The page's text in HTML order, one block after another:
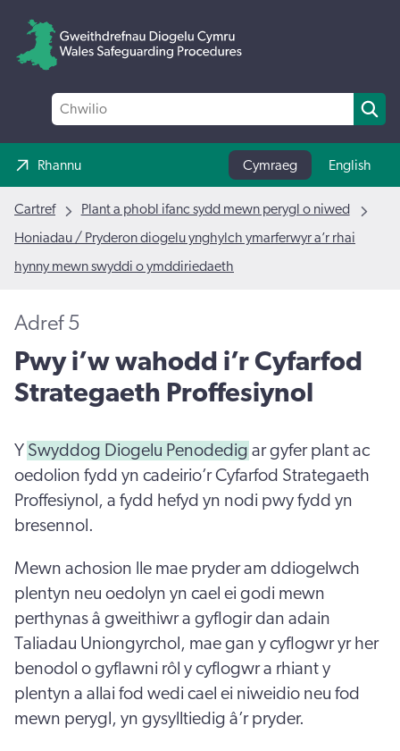
Rhannu Cymraeg English
Cartref
Plant a phobl ifanc sydd mewn perygl o niwed
Honiadau / Pryderon diogelu ynghylch ymarferwyr a’r rhai
hynny mewn swyddi o ymddiriedaeth
Pwy i’w wahodd i’r Cyfarfod
Strategaeth Proffesiynol
Adref 5
Y Swyddog Diogelu Penodedig ar gyfer plant ac
oedolion fydd yn cadeirio’r Cyfarfod Strategaeth
Proffesiynol, a fydd hefyd yn nodi pwy fydd yn
bresennol.
Mewn achosion lle mae pryder am ddiogelwch
plentyn neu oedolyn yn cael ei godi mewn
perthynas â gweithiwr a gyflogir dan adain
Taliadau Uniongyrchol, mae gan y cyflogwr yr her
benodol o gyflawni rôl y cyflogwr a rhiant y
plentyn a allai fod wedi cael ei niweidio neu fod
mewn perygl, yn gysylltiedig â’r pryder.